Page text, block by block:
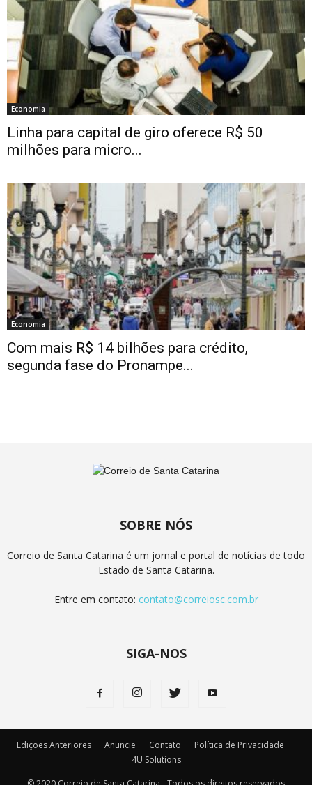
Economia
Linha para capital de giro oferece R$ 50
milhões para micro...
Economia
Com mais R$ 14 bilhões para crédito,
segunda fase do Pronampe...
SOBRE NÓS
Correio de Santa Catarina é um jornal e portal de notícias de todo
Estado de Santa Catarina.
Entre em contato: contato@correiosc.com.br
SIGA-NOS
Edições Anteriores Anuncie Contato
Política de Privacidade
4U Solutions